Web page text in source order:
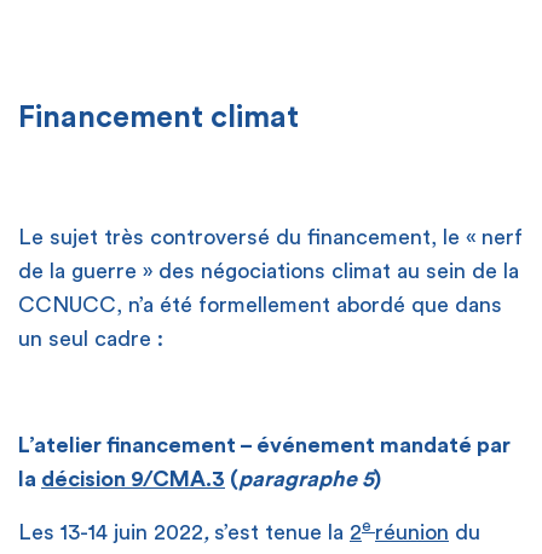
Financement climat
Le sujet très controversé du financement, le « nerf
de la guerre » des négociations climat au sein de la
CCNUCC, n’a été formellement abordé que dans
un seul cadre :
L’atelier financement – événement mandaté par
la décision 9/CMA.3 (paragraphe 5)
Les 13-14 juin 2022, s’est tenue la 2e réunion du